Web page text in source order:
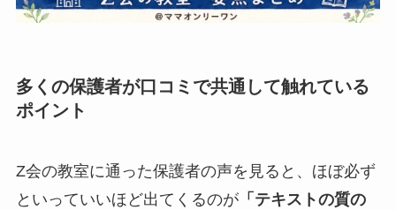
多くの保護者が口コミで共通して触れている
ポイント
Z会の教室に通った保護者の声を見ると、ほぼ必ず
といっていいほど出てくるのが「テキストの質の